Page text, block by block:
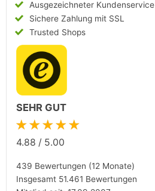
Ausgezeichneter Kundenservice
Sichere Zahlung mit SSL
Trusted Shops
SEHR GUT
★★★★★
4.88 / 5.00
439 Bewertungen (12 Monate)
Insgesamt 51.461 Bewertungen